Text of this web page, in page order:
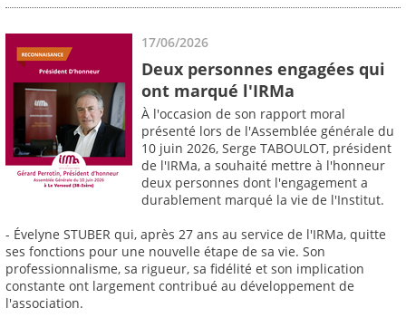
17/06/2026
Deux personnes engagées qui
ont marqué l'IRMa
À l'occasion de son rapport moral
présenté lors de l'Assemblée générale du
10 juin 2026, Serge TABOULOT, président
de l'IRMa, a souhaité mettre à l'honneur
deux personnes dont l'engagement a
durablement marqué la vie de l'Institut.
- Évelyne STUBER qui, après 27 ans au service de l'IRMa, quitte
ses fonctions pour une nouvelle étape de sa vie. Son
professionnalisme, sa rigueur, sa fidélité et son implication
constante ont largement contribué au développement de
l'association.